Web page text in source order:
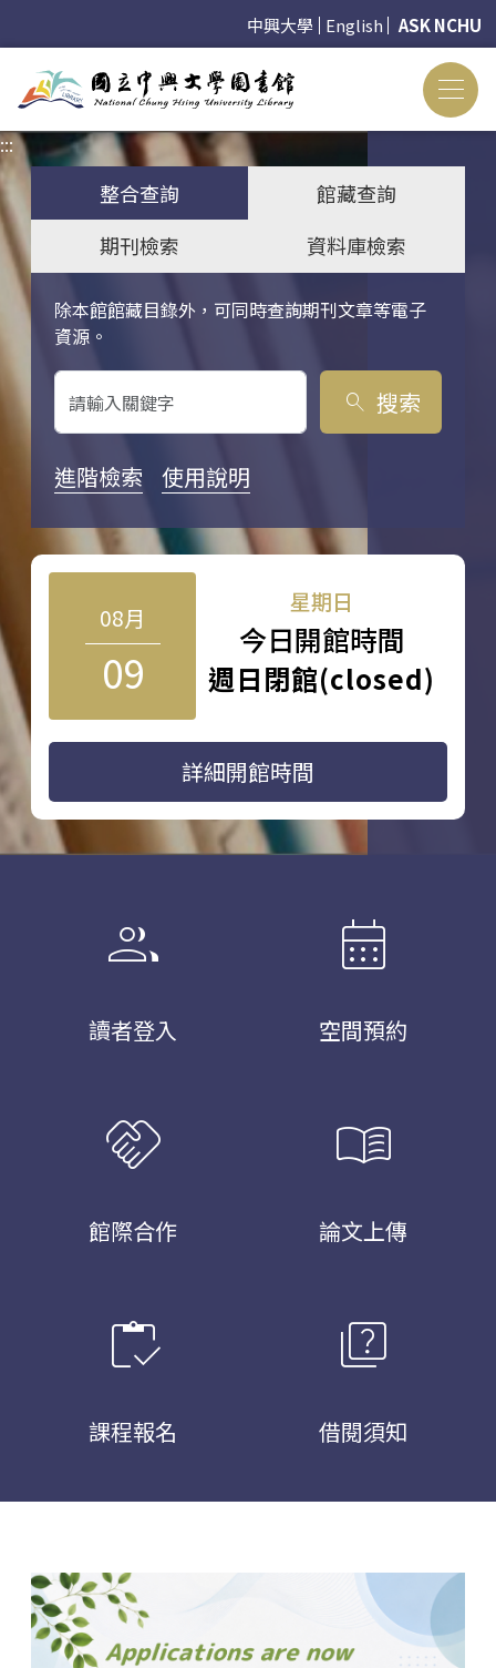
中興大學 English ASK NCHU
:::
整合查詢
館藏查詢
期刊檢索
資料庫檢索
除本館館藏目錄外，可同時查詢期刊文章等電子
資源。
關鍵字搜尋
search 搜索
進階檢索 使用說明
08月
09
星期日
今日開館時間
週日閉館(closed)
詳細開館時間
group
讀者登入
calendar_month
空間預約
handshake
館際合作
menu_book
論文上傳
inventory
課程報名
quiz
借閱須知